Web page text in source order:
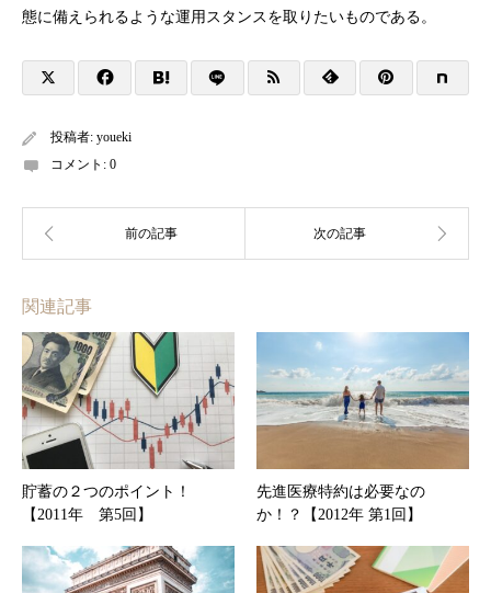
態に備えられるような運用スタンスを取りたいものである。
投稿者: youeki
コメント: 0
関連記事
貯蓄の２つのポイント！
【2011年 第5回】
先進医療特約は必要なの
か！？【2012年 第1回】